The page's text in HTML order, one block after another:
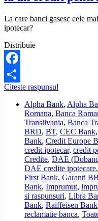
La care banci gasesc cele
ipotecar?
Distribuie
Facebook
Share
Citeste raspunsul
cu
cele
mai
mici
dobanzi
la
un
credit
pentru
casa
in
lei
Alpha Bank, Alpha
Romana, Banca
Transilvania, Banca
BRD, BT, CEC Bank,
Bank, Credit Europe
credit ipotecar, credit
Credite, DAE
DAE credite ipotecare,
First Bank, Garanti
Bank, Imprumut,
si raspunsuri, Libra
Bank, Raiffeisen Bank
reclamatie banca,